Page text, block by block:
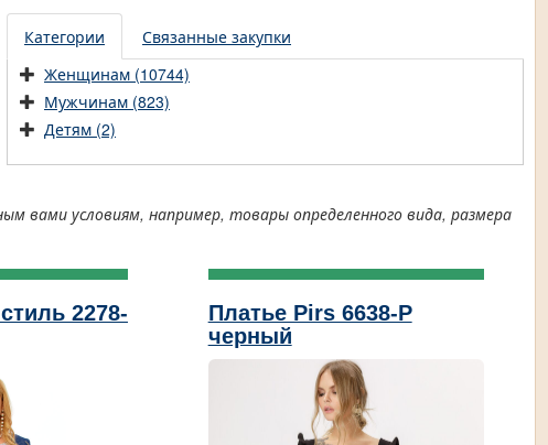
Категории
Связанные закупки
Женщинам (10744)
Мужчинам (823)
Детям (2)
условиям, например, товары определенного вида, размера
2278-
Платье Pirs 6638-Р
черный